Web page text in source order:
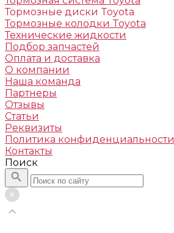
Тормозные диски Toyota
Тормозные колодки Toyota
Технические жидкости
Подбор запчастей
Оплата и доставка
О компании
Наша команда
Партнеры
Отзывы
Статьи
Реквизиты
Политика конфиденциальности
Контакты
Поиск